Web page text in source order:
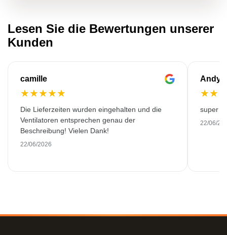
Lesen Sie die Bewertungen unserer
Kunden
camille
★★★★★
Die Lieferzeiten wurden eingehalten und die
Ventilatoren entsprechen genau der
Beschreibung! Vielen Dank!
22/06/2026
Andy
★★
super
22/06/